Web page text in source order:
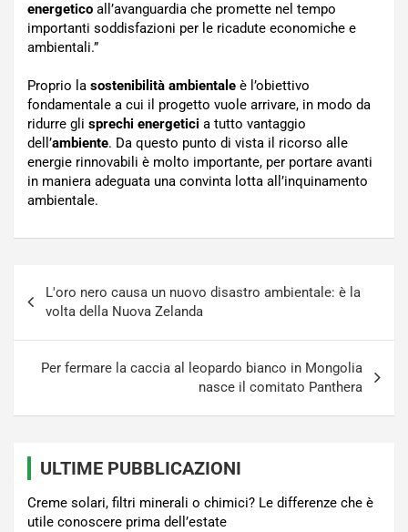
energetico all’avanguardia che promette nel tempo
importanti soddisfazioni per le ricadute economiche e
ambientali.”
Proprio la sostenibilità ambientale è l’obiettivo
fondamentale a cui il progetto vuole arrivare, in modo da
ridurre gli sprechi energetici a tutto vantaggio
dell’ambiente. Da questo punto di vista il ricorso alle
energie rinnovabili è molto importante, per portare avanti
in maniera adeguata una convinta lotta all’inquinamento
ambientale.
articoli
L'oro nero causa un nuovo disastro ambientale: è la
volta della Nuova Zelanda
Per fermare la caccia al leopardo bianco in Mongolia
nasce il comitato Panthera
ULTIME PUBBLICAZIONI
Creme solari, filtri minerali o chimici? Le differenze che è
utile conoscere prima dell’estate